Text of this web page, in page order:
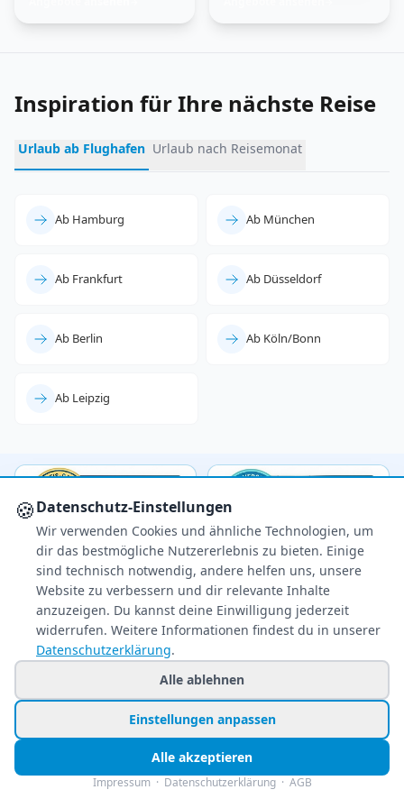
Inspiration für Ihre nächste Reise
Urlaub ab Flughafen Urlaub nach Reisemonat
Ab Hamburg Ab München
Ab Frankfurt Ab Düsseldorf
Ab Berlin Ab Köln/Bonn
Ab Leipzig
Ihr zuverlässiger Reisepreisvergleich – über 80
Veranstalter im Vergleich.
+49 991 2967 68857
🍪Datenschutz-Einstellungen
Wir verwenden Cookies und ähnliche Technologien, um
dir das bestmögliche Nutzererlebnis zu bieten. Einige
sind technisch notwendig, andere helfen uns, unsere
Website zu verbessern und dir relevante Inhalte
anzuzeigen. Du kannst deine Einwilligung jederzeit
widerrufen. Weitere Informationen findest du in unserer
Datenschutzerklärung.
Alle ablehnen
Einstellungen anpassen
Alle akzeptieren
Impressum· Datenschutzerklärung· AGB